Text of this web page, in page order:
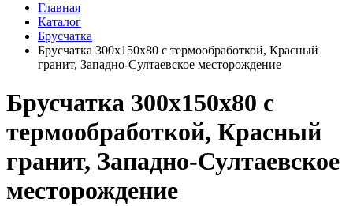
Главная
Каталог
Брусчатка
Брусчатка 300x150x80 с термообработкой, Красный
гранит, Западно-Султаевское месторождение
Брусчатка 300x150x80 с
термообработкой, Красный
гранит, Западно-Султаевское
месторождение